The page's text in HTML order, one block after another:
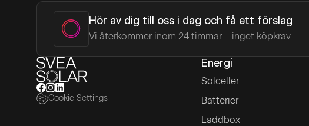
Hör av dig till oss i dag och få ett förslag
Vi återkommer inom 24 timmar – inget köpkrav
Cookie Settings
Energi
Solceller
Batterier
Laddbox